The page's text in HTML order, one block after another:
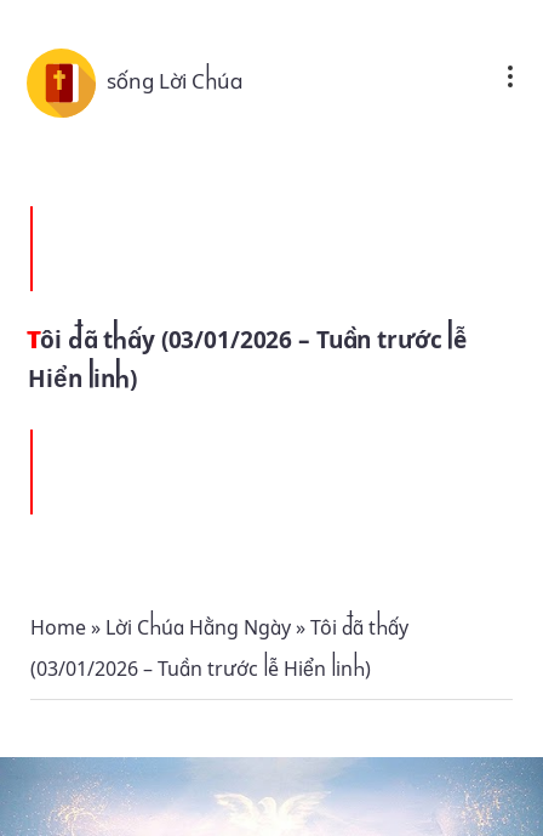
sống Lời Chúa
Tôi đã thấy (03/01/2026 – Tuần trước lễ
Hiển linh)
Home» Lời Chúa Hằng Ngày» Tôi đã thấy
(03/01/2026 – Tuần trước lễ Hiển linh)